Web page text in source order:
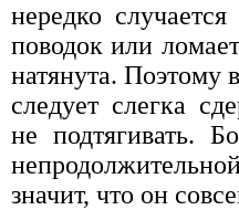
нередко
поводок или
натянута. Поэтому
следует слегка
не подтягивать.
значит, что он